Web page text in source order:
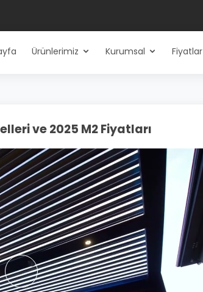
Ürünlerimiz Kurumsal Fiyatlar
ve 2025 M2 Fiyatları